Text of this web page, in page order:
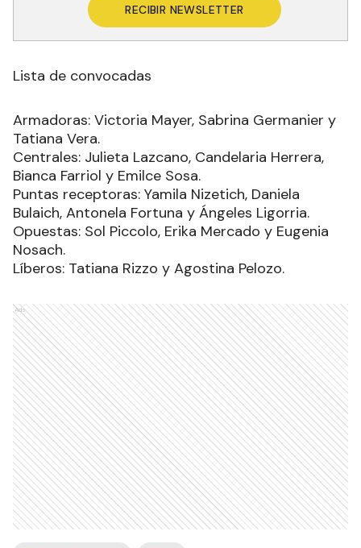
RECIBIR NEWSLETTER
Lista de convocadas
Armadoras: Victoria Mayer, Sabrina Germanier y
Tatiana Vera.
Centrales: Julieta Lazcano, Candelaria Herrera,
Bianca Farriol y Emilce Sosa.
Puntas receptoras: Yamila Nizetich, Daniela
Bulaich, Antonela Fortuna y Ángeles Ligorria.
Opuestas: Sol Piccolo, Erika Mercado y Eugenia
Nosach.
Líberos: Tatiana Rizzo y Agostina Pelozo.
Ads